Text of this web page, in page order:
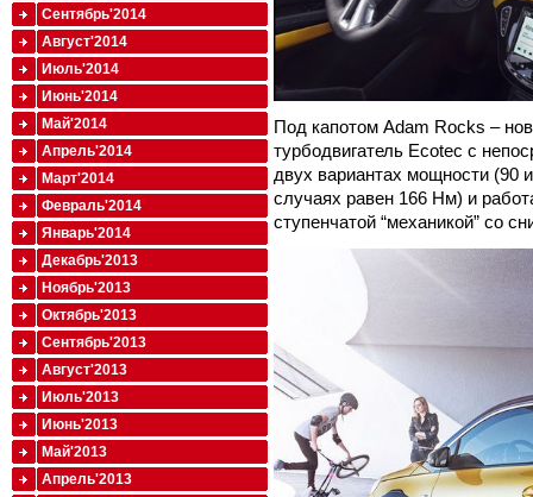
Под капотом Adam Rocks –
турбодвигатель Ecotec с
двух вариантах мощности (90
случаях равен 166 Нм) и
ступенчатой “механикой” со
Сентябрь'2014
Август'2014
Июль'2014
Июнь'2014
Май'2014
Апрель'2014
Март'2014
Февраль'2014
Январь'2014
Декабрь'2013
Ноябрь'2013
Октябрь'2013
Сентябрь'2013
Август'2013
Июль'2013
Июнь'2013
Май'2013
Апрель'2013